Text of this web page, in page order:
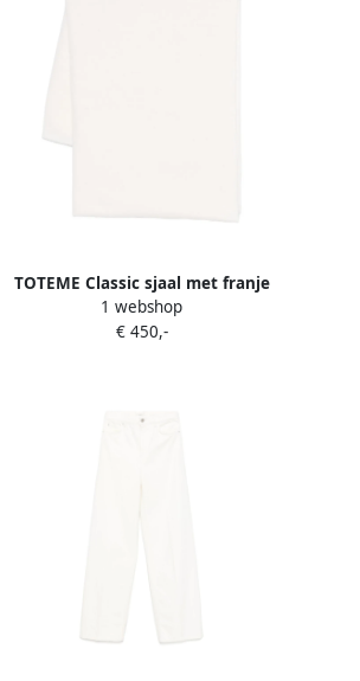
TOTEME Classic sjaal met franje
afwerking Wit
1 webshop
€ 450,-